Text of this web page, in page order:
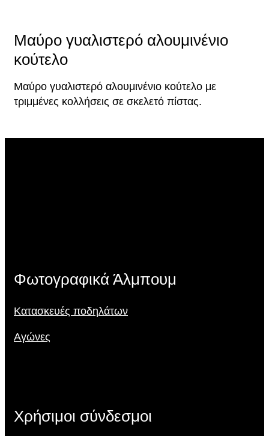
Μαύρο γυαλιστερό αλουμινένιο
κούτελο
Μαύρο γυαλιστερό αλουμινένιο κούτελο με
τριμμένες κολλήσεις σε σκελετό πίστας.
Φωτογραφικά Άλμπουμ
Κατασκευές ποδηλάτων
Αγώνες
Χρήσιμοι σύνδεσμοι